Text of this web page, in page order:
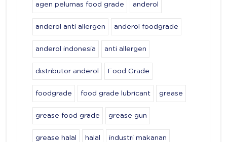
agen pelumas food grade anderol
anderol anti allergen anderol foodgrade
anderol indonesia anti allergen
distributor anderol Food Grade
foodgrade food grade lubricant grease
grease food grade grease gun
grease halal halal industri makanan